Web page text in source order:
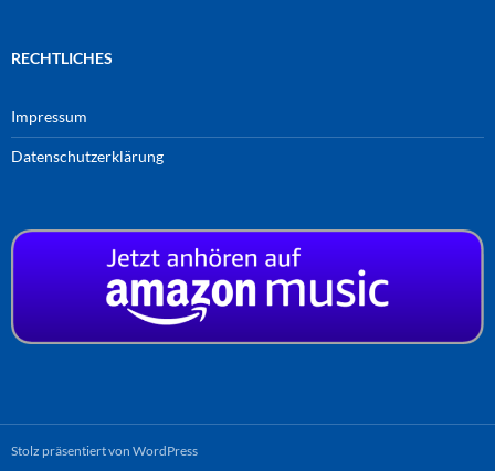
RECHTLICHES
Impressum
Datenschutzerklärung
Stolz präsentiert von WordPress